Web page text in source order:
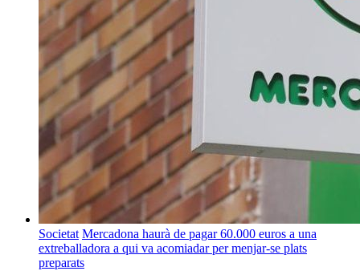
Societat Mercadona haurà de pagar 60.000 euros a una
extreballadora a qui va acomiadar per menjar-se plats
preparats